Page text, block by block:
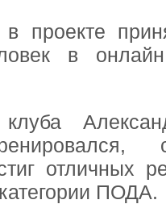
проекте
в
отличных
ПОДА.